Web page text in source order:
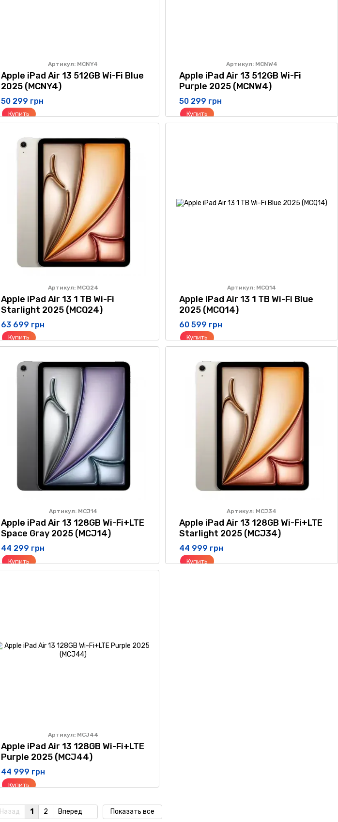
Артикул: MCNY4
Apple iPad Air 13 512GB Wi-Fi Blue
2025 (MCNY4)
50 299 грн
Купить
Артикул: MCNW4
Apple iPad Air 13 512GB Wi-Fi
Purple 2025 (MCNW4)
50 299 грн
Купить
Артикул: MCQ24
Apple iPad Air 13 1 TB Wi-Fi
Starlight 2025 (MCQ24)
63 699 грн
Купить
Артикул: MCQ14
Apple iPad Air 13 1 TB Wi-Fi Blue
2025 (MCQ14)
60 599 грн
Купить
Артикул: MCJ14
Apple iPad Air 13 128GB Wi-Fi+LTE
Space Gray 2025 (MCJ14)
44 299 грн
Купить
Артикул: MCJ34
Apple iPad Air 13 128GB Wi-Fi+LTE
Starlight 2025 (MCJ34)
44 999 грн
Купить
Артикул: MCJ44
Apple iPad Air 13 128GB Wi-Fi+LTE
Purple 2025 (MCJ44)
44 999 грн
Купить
Назад 1 2 Вперед Показать все